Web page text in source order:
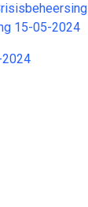
15-05-2024
2024